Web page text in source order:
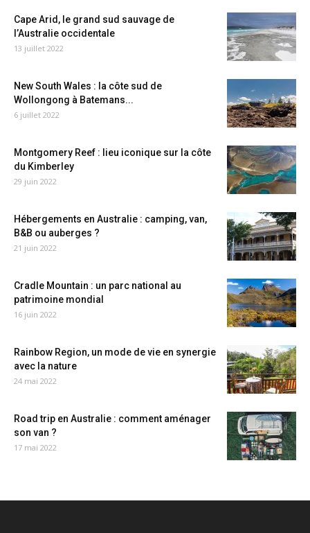
Cape Arid, le grand sud sauvage de
l’Australie occidentale
13 juillet 2022
New South Wales : la côte sud de
Wollongong à Batemans...
6 juillet 2022
Montgomery Reef : lieu iconique sur la côte
du Kimberley
29 juin 2022
Hébergements en Australie : camping, van,
B&B ou auberges ?
21 juin 2022
Cradle Mountain : un parc national au
patrimoine mondial
16 juin 2022
Rainbow Region, un mode de vie en synergie
avec la nature
24 mai 2022
Road trip en Australie : comment aménager
son van ?
17 mai 2022